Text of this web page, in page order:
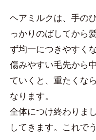
ヘアミルクは、手の
っかりのばしてから
ず均一につきやすくな
傷みやすい毛先から
ていくと、重たくな
なります。
全体につけ終わりま
してきます。これで